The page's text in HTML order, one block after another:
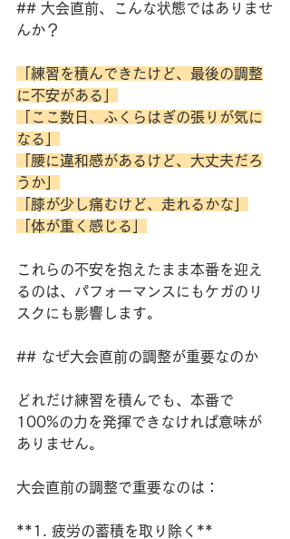
## 大会直前、こんな状態ではありませ
んか？
「練習を積んできたけど、最後の調整
に不安がある」
「ここ数日、ふくらはぎの張りが気に
なる」
「腰に違和感があるけど、大丈夫だろ
うか」
「膝が少し痛むけど、走れるかな」
「体が重く感じる」
これらの不安を抱えたまま本番を迎え
るのは、パフォーマンスにもケガのリ
スクにも影響します。
## なぜ大会直前の調整が重要なのか
どれだけ練習を積んでも、本番で
100%の力を発揮できなければ意味が
ありません。
大会直前の調整で重要なのは：
**1. 疲労の蓄積を取り除く**